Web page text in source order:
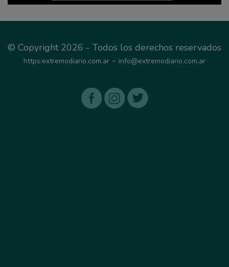
© Copyright 2026 - Todos los derechos reservados
https:extremodiario.com.ar - info@extremodiario.com.ar